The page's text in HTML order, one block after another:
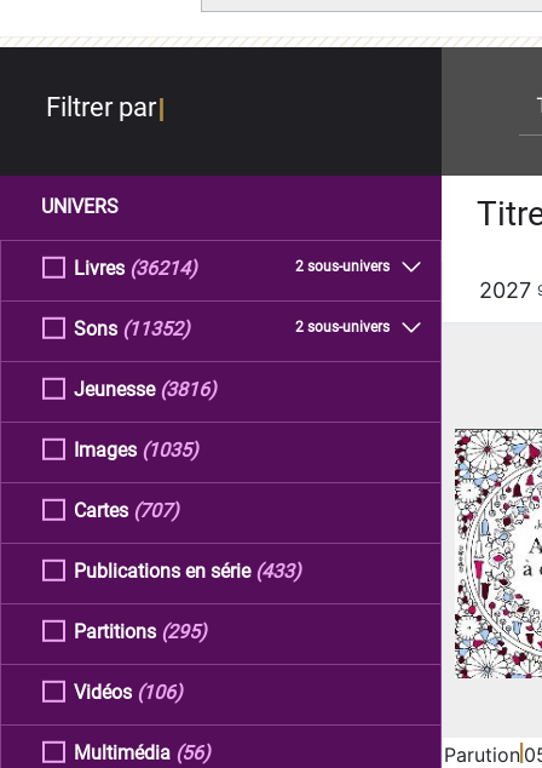
Filtrer par
UNIVERS
Livres 2 sous-univers
(36214)
Sons 2 sous-univers
(11352)
Jeunesse (3816)
Images (1035)
Cartes (707)
Publications en série (433)
Partitions (295)
Vidéos (106)
Multimédia (56)
2027
Parution